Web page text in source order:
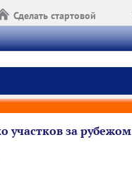
Сделать стартовой
участков за рубежом